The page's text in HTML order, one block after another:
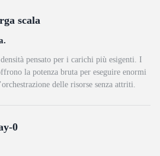
scala
pensato per i carichi più esigenti. I
la potenza bruta per eseguire enormi
delle risorse senza attriti.
0